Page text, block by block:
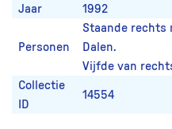
Jaar
1992
Personen
Staande rechts
Dalen.
Vijfde van
Collectie
ID
14554